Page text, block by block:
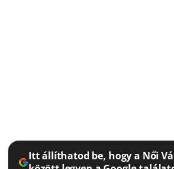
Itt állíthatod be, hogy a Női